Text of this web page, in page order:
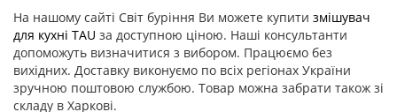
На нашому сайті Світ буріння Ви можете купити змішувач
для кухні TAU за доступною ціною. Наші консультанти
допоможуть визначитися з вибором. Працюємо без
вихідних. Доставку виконуємо по всіх регіонах України
зручною поштовою службою. Товар можна забрати також зі
складу в Харкові.